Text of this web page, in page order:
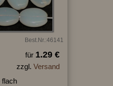
Best.Nr.:46141
für 1.29 €
zzgl. Versand
flach